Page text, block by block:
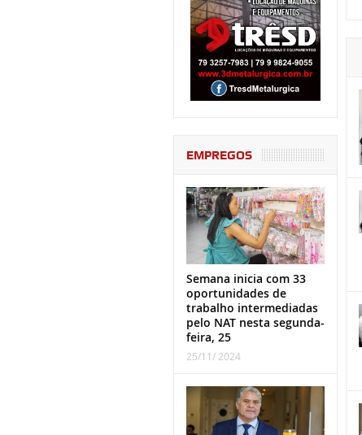
EMPREGOS
Semana inicia com 33
oportunidades de
trabalho intermediadas
pelo NAT nesta segunda-
feira, 25
25/11/ 2024